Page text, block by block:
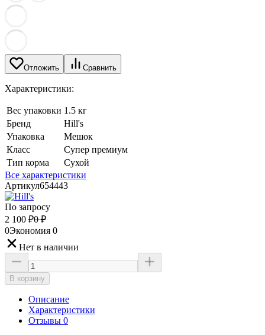
Отложить Сравнить
Характеристики:
Вес упаковки 1.5 кг
Бренд
Hill's
Упаковка
Мешок
Класс
Супер премиум
Тип корма
Сухой
Все характеристики
Артикул654443
По запросу
2 100 ₽0 ₽
0Экономия 0
Нет в наличии
В корзину
Описание
Характеристики
Отзывы 0